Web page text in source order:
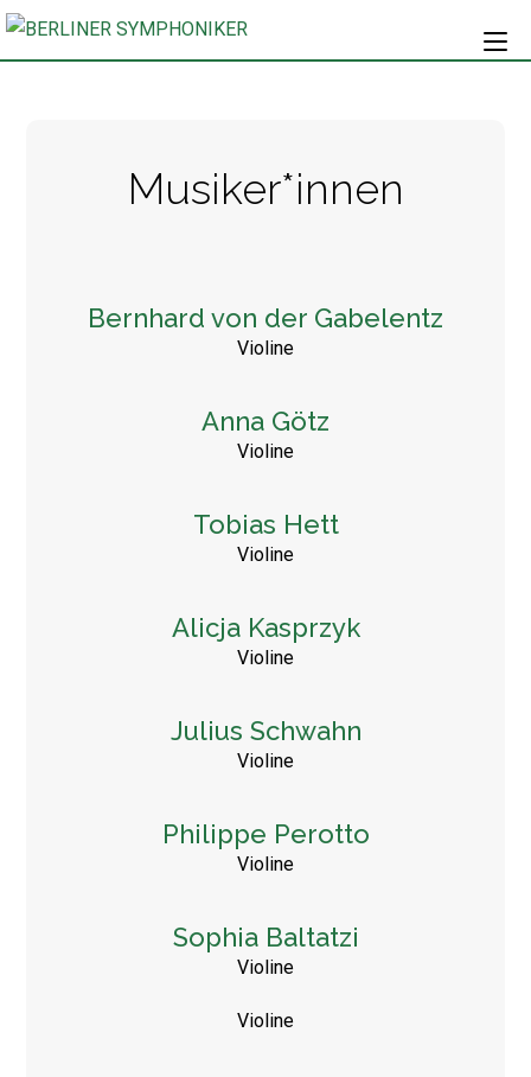
Musiker*innen
Bernhard von der Gabelentz
Violine
Anna Götz
Violine
Tobias Hett
Violine
Alicja Kasprzyk
Violine
Julius Schwahn
Violine
Philippe Perotto
Violine
Sophia Baltatzi
Violine
Violine